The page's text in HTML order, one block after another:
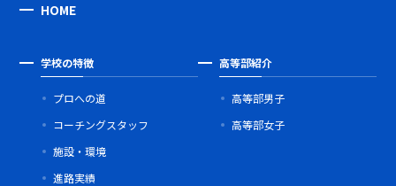
HOME
学校の特徴
プロへの道
コーチングスタッフ
施設・環境
進路実績
高等部紹介
高等部男子
高等部女子